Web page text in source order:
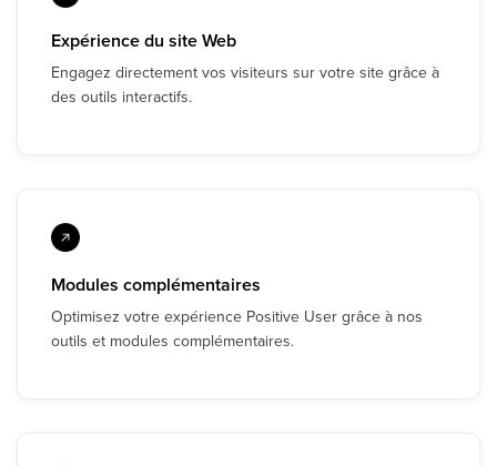
Expérience du site Web
Engagez directement vos visiteurs sur votre site grâce à
des outils interactifs.
Modules complémentaires
Optimisez votre expérience Positive User grâce à nos
outils et modules complémentaires.